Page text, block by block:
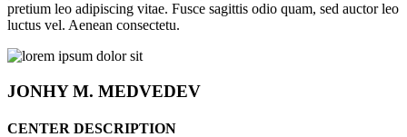
pretium leo adipiscing vitae. Fusce sagittis odio quam, sed auctor leo
luctus vel. Aenean consectetu.
JONHYM. MEDVEDEV
CENTER DESCRIPTION